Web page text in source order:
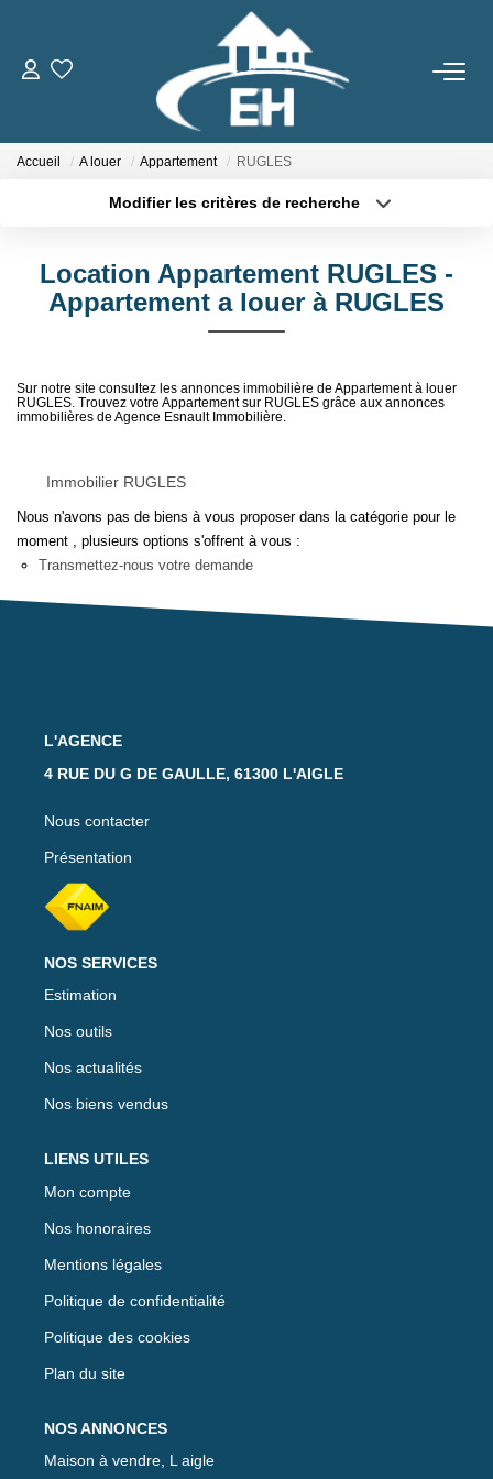
ACHETER
Gestion Locative
NOTRE AGENCE
Nos Actualités
Avis Clients
Accueil A louer Appartement RUGLES
Modifier les critères de recherche
Sélectionnez...
Type de bien
Surface min
Créer une alerte
Location Appartement RUGLES -
Appartement a louer à RUGLES
Sur notre site consultez les annonces immobilière de Appartement à louer
RUGLES. Trouvez votre Appartement sur RUGLES grâce aux annonces
immobilières de Agence Esnault Immobilière.
Immobilier RUGLES
Nous n'avons pas de biens à vous proposer dans la catégorie pour le
moment , plusieurs options s'offrent à vous :
Transmettez-nous votre demande
L'AGENCE
4 RUE DU G DE GAULLE, 61300 L'AIGLE
Nous contacter
Présentation
NOS SERVICES
Estimation
Nos outils
Nos actualités
Nos biens vendus
LIENS UTILES
Mon compte
Nos honoraires
Mentions légales
Politique de confidentialité
Politique des cookies
Plan du site
NOS ANNONCES
Maison à vendre, L aigle